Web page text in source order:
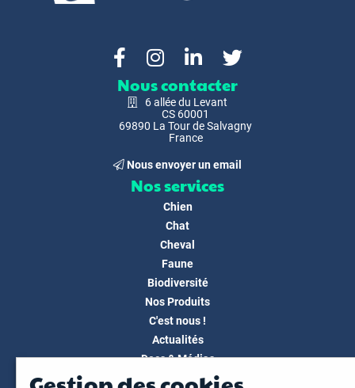
Nous contacter
6 allée du Levant
CS 60001
69890 La Tour de Salvagny
France
Nous envoyer un email
Nos services
Chien
Chat
Cheval
Faune
Biodiversité
Nos Produits
C'est nous !
Actualités
Docs & Médias